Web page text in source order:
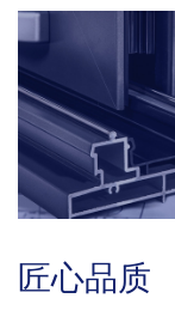
匠心品质